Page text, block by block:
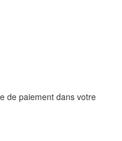
de paiement dans votre